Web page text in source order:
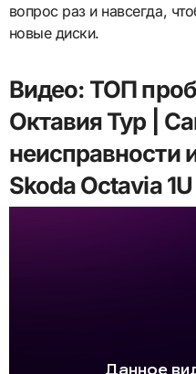
вопрос раз и навсегда,
новые диски.
Видео: ТОП
Октавия Тур |
неисправности
Skoda Octavia 1U